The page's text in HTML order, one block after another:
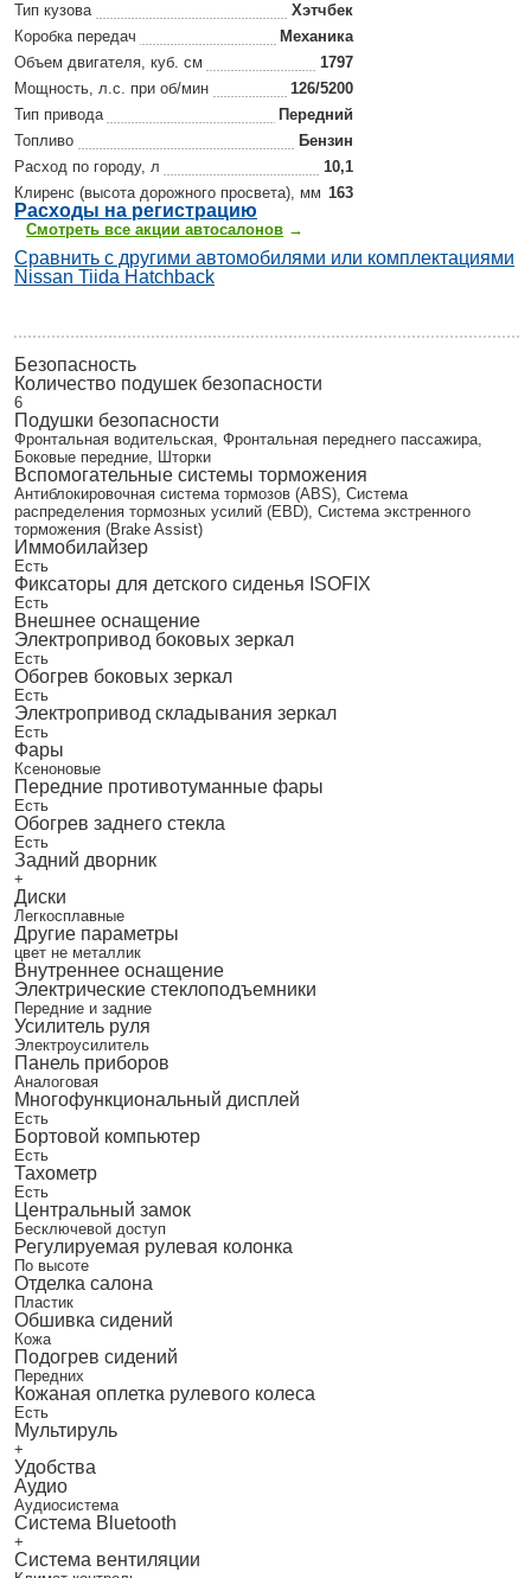
Тип кузова
Хэтчбек
Коробка передач
Механика
Объем двигателя, куб. см
1797
Мощность, л.с. при об/мин
126/5200
Тип привода
Передний
Топливо
Бензин
Расход по городу, л
10,1
Клиренс (высота дорожного просвета), мм 163
Расходы на регистрацию
Смотреть все акции автосалонов →
Сравнить с другими автомобилями или комплектациями
Nissan Tiida Hatchback
Безопасность
Количество подушек безопасности
6
Подушки безопасности
Фронтальная водительская, Фронтальная переднего пассажира,
Боковые передние, Шторки
Вспомогательные системы торможения
Антиблокировочная система тормозов (ABS), Система
распределения тормозных усилий (EBD), Система экстренного
торможения (Brake Assist)
Иммобилайзер
Есть
Фиксаторы для детского сиденья ISOFIX
Есть
Внешнее оснащение
Электропривод боковых зеркал
Есть
Обогрев боковых зеркал
Есть
Электропривод складывания зеркал
Есть
Фары
Ксеноновые
Передние противотуманные фары
Есть
Обогрев заднего стекла
Есть
Задний дворник
+
Диски
Легкосплавные
Другие параметры
цвет не металлик
Внутреннее оснащение
Электрические стеклоподъемники
Передние и задние
Усилитель руля
Электроусилитель
Панель приборов
Аналоговая
Многофункциональный дисплей
Есть
Бортовой компьютер
Есть
Тахометр
Есть
Центральный замок
Бесключевой доступ
Регулируемая рулевая колонка
По высоте
Отделка салона
Пластик
Обшивка сидений
Кожа
Подогрев сидений
Передних
Кожаная оплетка рулевого колеса
Есть
Мультируль
+
Удобства
Аудио
Аудиосистема
Система Bluetooth
+
Система вентиляции